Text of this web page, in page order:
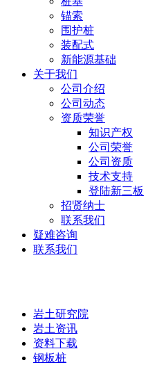
锚索
围护桩
装配式
新能源基础
关于我们
公司介绍
公司动态
资质荣誉
知识产权
公司荣誉
公司资质
技术支持
登陆新三板
招贤纳士
联系我们
疑难咨询
联系我们
岩土研究院
岩土资讯
资料下载
钢板桩